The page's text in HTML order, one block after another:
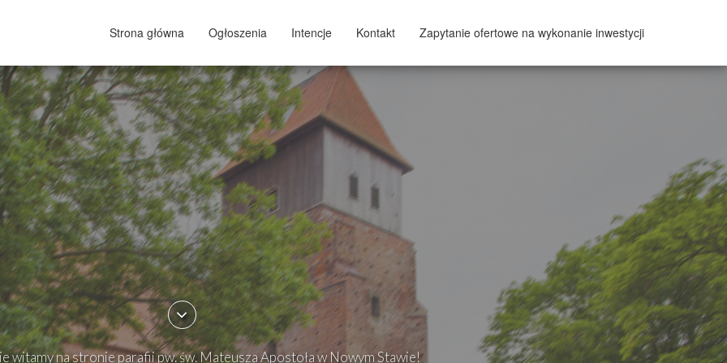
Strona główna Ogłoszenia Intencje Kontakt Zapytanie ofertowe na wykonanie inwestycji
witamy na stronie parafii pw. św. Mateusza Apostoła w Nowym Stawie!